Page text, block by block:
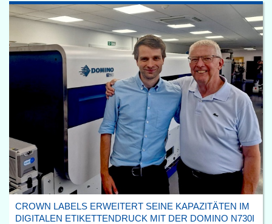
CROWN LABELS ERWEITERT SEINE KAPAZITÄTEN IM
DIGITALEN ETIKETTENDRUCK MIT DER DOMINO N730I